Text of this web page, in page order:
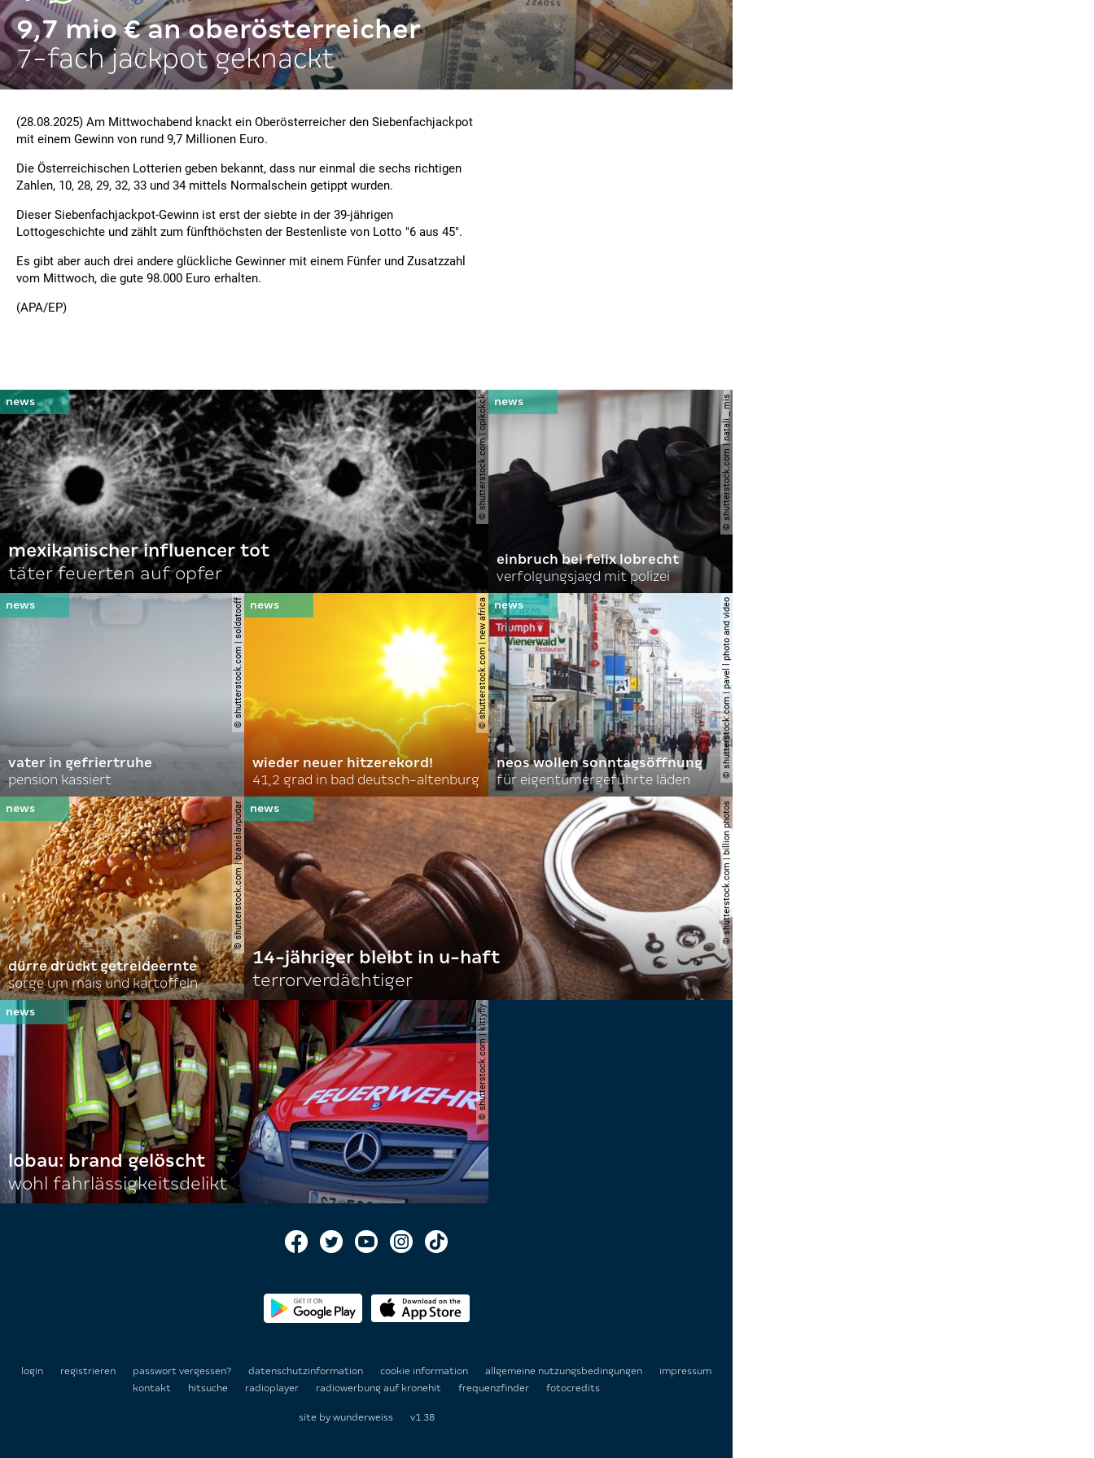
9,7 mio € an oberösterreicher
7-fach jackpot geknackt
(28.08.2025) Am Mittwochabend knackt ein Oberösterreicher den Siebenfachjackpot
mit einem Gewinn von rund 9,7 Millionen Euro.
Die Österreichischen Lotterien geben bekannt, dass nur einmal die sechs richtigen
Zahlen, 10, 28, 29, 32, 33 und 34 mittels Normalschein getippt wurden.
Dieser Siebenfachjackpot-Gewinn ist erst der siebte in der 39-jährigen
Lottogeschichte und zählt zum fünfthöchsten der Bestenliste von Lotto "6 aus 45".
Es gibt aber auch drei andere glückliche Gewinner mit einem Fünfer und Zusatzzahl
vom Mittwoch, die gute 98.000 Euro erhalten.
(APA/EP)
© shutterstock.com | opikckck
mexikanischer influencer tot
täter feuerten auf opfer
© shutterstock.com | natali _ mis
einbruch bei felix lobrecht
verfolgungsjagd mit polizei
© shutterstock.com | soldatooff
vater in gefriertruhe
pension kassiert
© shutterstock.com | new africa
wieder neuer hitzerekord!
41,2 grad in bad deutsch-altenburg
© shutterstock.com | pavel l photo and video
neos wollen sonntagsöffnung
für eigentümergeführte läden
© shutterstock.com | branislavpudar
dürre drückt getreideernte
sorge um mais und kartoffeln
© shutterstock.com | billion photos
14-jähriger bleibt in u-haft
terrorverdächtiger
© shutterstock.com | kittyfly
lobau: brand gelöscht
wohl fahrlässigkeitsdelikt
login registrieren passwort vergessen? datenschutzinformation cookie information allgemeine nutzungsbedingungen
impressum
kontakt
hitsuche radioplayer radiowerbung auf kronehit frequenzfinder fotocredits
site by wunderweiss v1.38